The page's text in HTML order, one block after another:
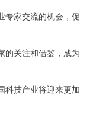
家交流的机会，促
关注和借鉴，成为
技产业将迎来更加